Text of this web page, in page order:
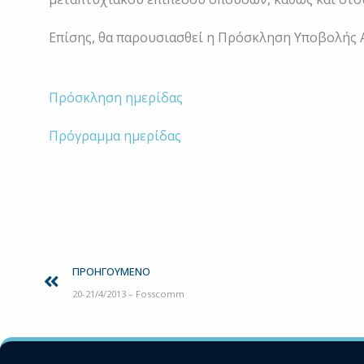
Επίσης, θα παρουσιασθεί η Πρόσκληση Υποβολής
Πρόσκληση ημερίδας
Πρόγραμμα ημερίδας
ΠΡΟΗΓΟΎΜΕΝΟ
20-21/4/2013 – Fosscomm